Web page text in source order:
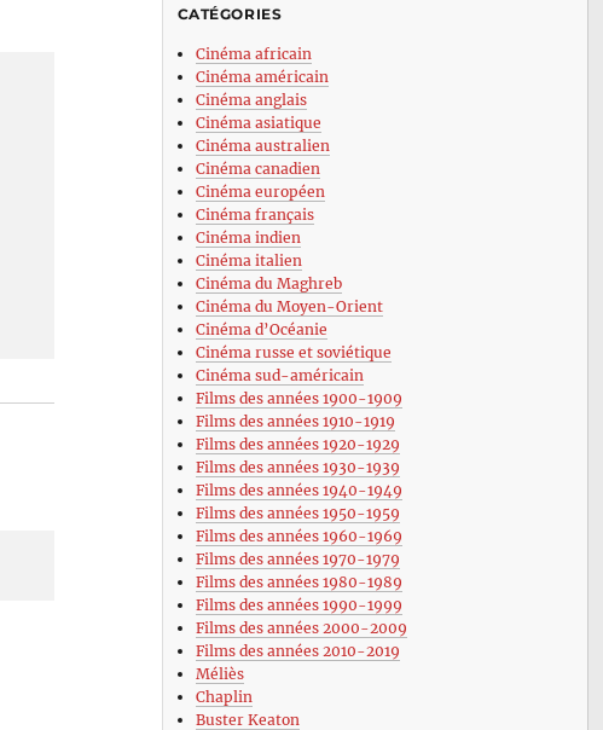
CATÉGORIES
Cinéma africain
Cinéma américain
Cinéma anglais
Cinéma asiatique
Cinéma australien
Cinéma canadien
Cinéma européen
Cinéma français
Cinéma indien
Cinéma italien
Cinéma du Maghreb
Cinéma du Moyen-Orient
Cinéma d’Océanie
Cinéma russe et soviétique
Cinéma sud-américain
Films des années 1900-1909
Films des années 1910-1919
Films des années 1920-1929
Films des années 1930-1939
Films des années 1940-1949
Films des années 1950-1959
Films des années 1960-1969
Films des années 1970-1979
Films des années 1980-1989
Films des années 1990-1999
Films des années 2000-2009
Films des années 2010-2019
Méliès
Chaplin
Buster Keaton